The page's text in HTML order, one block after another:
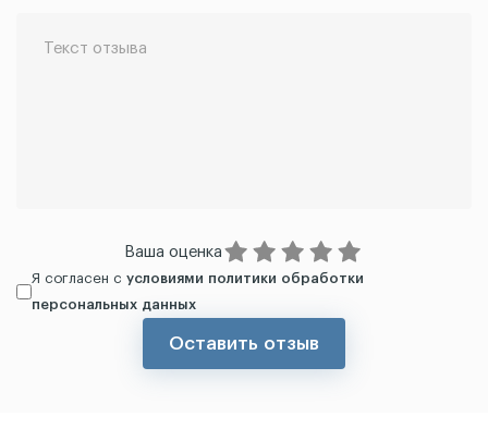
Ваша оценка
Я согласен сусловиями политики обработки
персональных данных
Оставить отзыв